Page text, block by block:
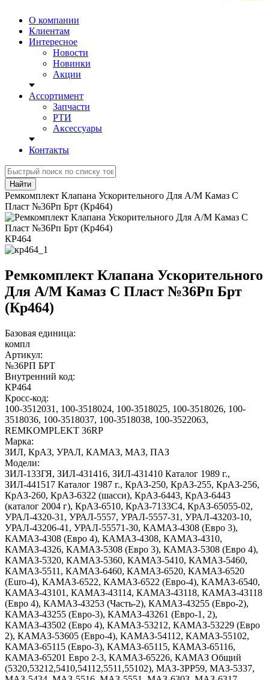
О компании
Клиентам
Интересное
Новости
Новинки
Акции
Ассортимент
Запчасти
РТИ
Аксессуары
Контакты
Найти
Ремкомплект Клапана Ускорительного Для А/М Камаз С
Пласт №36Рп Брт (Кр464)
КР464
Ремкомплект Клапана Ускорительного
Для А/М Камаз С Пласт №36Рп Брт
(Кр464)
Базовая единица:
компл
Артикул:
№36РП БРТ
Внутренний код:
КР464
Кросс-код:
100-3512031 , 100-3518024, 100-3518025, 100-3518026, 100-
3518036, 100-3518037, 100-3518038, 100-3522063,
REMKOMPLEKT 36RP
Марка:
ЗИЛ, КрАЗ, УРАЛ, КАМАЗ, МАЗ, ПАЗ
Модели:
ЗИЛ-133ГЯ, ЗИЛ-431416, ЗИЛ-431410 Каталог 1989 г.,
ЗИЛ-441517 Каталог 1987 г., КрАЗ-250, КрАЗ-255, КрАЗ-256,
КрАЗ-260, КрАЗ-6322 (шасси), КрАЗ-6443, КрАЗ-6443
(каталог 2004 г), КрАЗ-6510, КрАЗ-7133С4, КрАЗ-65055-02,
УРАЛ-4320-31 , УРАЛ-5557, УРАЛ-5557-31 , УРАЛ-43203-10,
УРАЛ-43206-41 , УРАЛ-55571-30, КАМАЗ-4308 (Евро 3),
КАМАЗ-4308 (Евро 4), КАМАЗ-4308, КАМАЗ-4310,
КАМАЗ-4326, КАМАЗ-5308 (Евро 3), КАМАЗ-5308 (Евро 4),
КАМАЗ-5320, КАМАЗ-5360, КАМАЗ-5410, КАМАЗ-5460,
КАМАЗ-5511 , КАМАЗ-6460, КАМАЗ-6520, КАМАЗ-6520
(Euro-4), КАМАЗ-6522, КАМАЗ-6522 (Евро-4), КАМАЗ-6540,
КАМАЗ-43101 , КАМАЗ-43114, КАМАЗ-43118, КАМАЗ-43118
(Евро 4), КАМАЗ-43253 (Часть-2), КАМАЗ-43255 (Евро-2),
КАМАЗ-43255 (Евро-3), КАМАЗ-43261 (Евро-1, 2),
КАМАЗ-43502 (Евро 4), КАМАЗ-53212, КАМАЗ-53229 (Евро
2), КАМАЗ-53605 (Евро-4), КАМАЗ-54112, КАМАЗ-55102,
КАМАЗ-65115 (Евро-3), КАМАЗ-65115, КАМАЗ-65116,
КАМАЗ-65201 Евро 2-3, КАМАЗ-65226, КАМАЗ Общий
(5320,53212,5410,54112,5511,55102), МАЗ-3PP59, МАЗ-5337,